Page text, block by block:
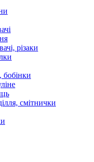
різаки
смітнички